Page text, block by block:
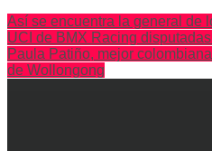
Así se encuentra la general de
UCI de BMX Racing
Paula Patiño, mejor
de Wollongong